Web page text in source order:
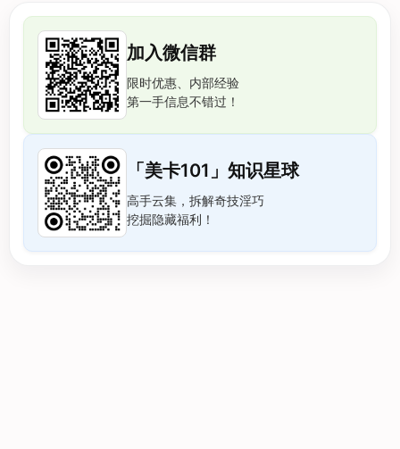
加入微信群
限时优惠、内部经验
第一手信息不错过！
「美卡101」知识星球
高手云集，拆解奇技淫巧
挖掘隐藏福利！